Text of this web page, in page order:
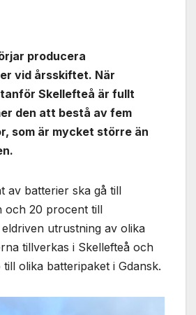
producera
vid årsskiftet. När
Skellefteå är fullt
den att bestå av fem
som är mycket större än
av batterier ska gå till
och 20 procent till
utrustning av olika
tillverkas i Skellefteå och
olika batteripaket i Gdansk.